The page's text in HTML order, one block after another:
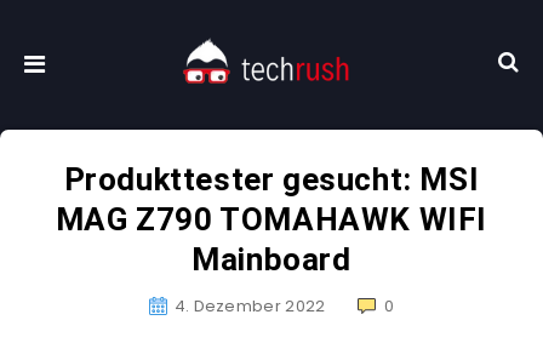
Produkttester gesucht: MSI
MAG Z790 TOMAHAWK WIFI
Mainboard
4. Dezember 2022 0